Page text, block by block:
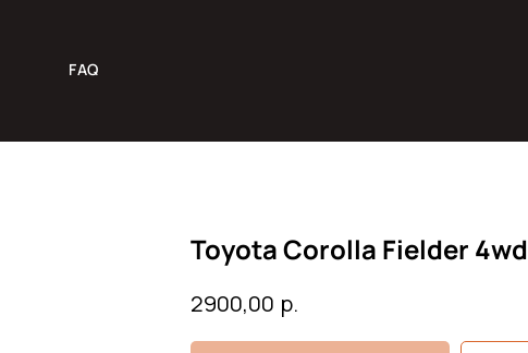
FAQ
Toyota Corolla Fielder 4wd
2900,00 р.